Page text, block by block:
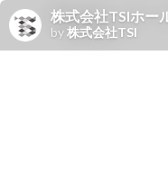
株式会社TSIホー
by株式会社TSI